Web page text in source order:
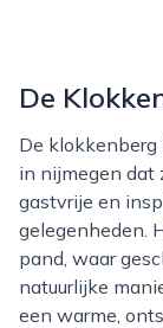
De
De klokkenberg is een bijzonder en karakteristiek bedrijf
in nijmegen dat
gastvrije en
gelegenheden.
pand, waar
natuurlijke
een warme,